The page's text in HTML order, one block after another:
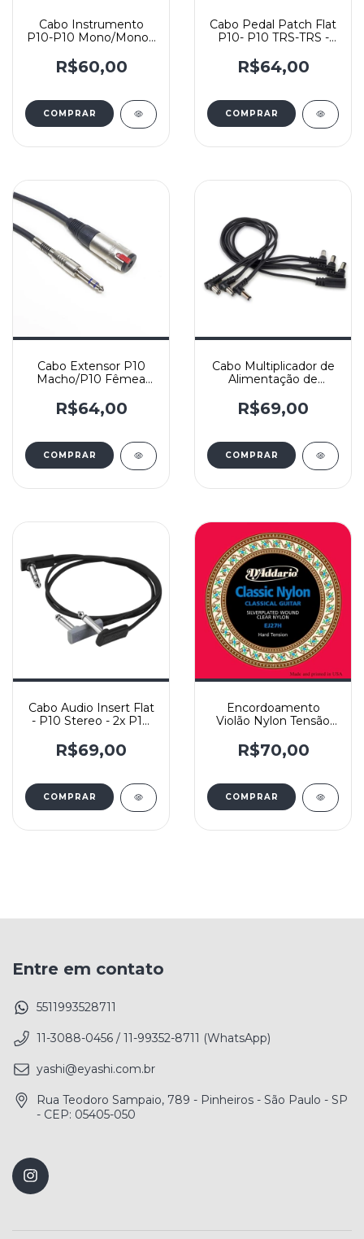
Cabo Instrumento
P10-P10 Mono/Mono -
Ninja - Reto/Reto
R$60,00
COMPRAR
Cabo Pedal Patch Flat
P10- P10 TRS-TRS -
R$64,00
Cabo Extensor P10
Macho/P10 Fêmea
X30(2x0,30mm2) e
Conectores Santo
R$64,00
COMPRAR
Cabo Multiplicador de
Alimentação de
RBO CAB DC6 -
Rockboard
R$69,00
Cabo Audio Insert Flat
- P10 Stereo - 2x P10
50cm
R$69,00
Encordoamento
Violão Nylon Tensão
EJ27H
R$70,00
Entre em contato
5511993528711
11-3088-0456 / 11-99352-8711 (WhatsApp)
yashi@eyashi.com.br
Rua Teodoro Sampaio, 789 - Pinheiros - São Paulo - SP
- CEP: 05405-050